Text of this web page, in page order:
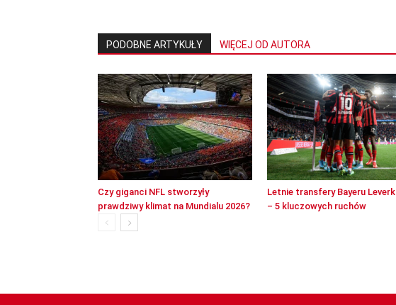
PODOBNE ARTYKUŁY WIĘCEJ OD AUTORA
Czy giganci NFL stworzyły
prawdziwy klimat na Mundialu 2026?
Letnie transfery Bayeru
– 5 kluczowych ruchów